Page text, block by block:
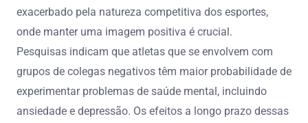
exacerbado pela natureza competitiva dos esportes,
onde manter uma imagem positiva é crucial.
Pesquisas indicam que atletas que se envolvem com
grupos de colegas negativos têm maior probabilidade de
experimentar problemas de saúde mental, incluindo
ansiedade e depressão. Os efeitos a longo prazo dessas